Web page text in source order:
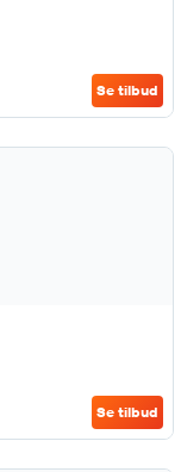
Se tilbud
Se tilbud